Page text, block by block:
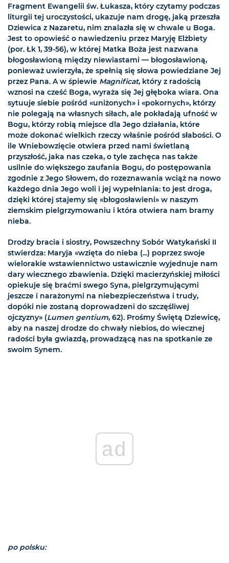
Fragment Ewangelii św. Łukasza, który czytamy podczas
liturgii tej uroczystości, ukazuje nam drogę, jaką przeszła
Dziewica z Nazaretu, nim znalazła się w chwale u Boga.
Jest to opowieść o nawiedzeniu przez Maryję Elżbiety
(por. Łk 1, 39-56), w której Matka Boża jest nazwana
błogosławioną między niewiastami — błogosławioną,
ponieważ uwierzyła, że spełnią się słowa powiedziane Jej
przez Pana. A w śpiewie Magnificat, który z radością
wznosi na cześć Boga, wyraża się Jej głęboka wiara. Ona
sytuuje siebie pośród «uniżonych» i «pokornych», którzy
nie polegają na własnych siłach, ale pokładają ufność w
Bogu, którzy robią miejsce dla Jego działania, które
może dokonać wielkich rzeczy właśnie pośród słabości. O
ile Wniebowzięcie otwiera przed nami świetlaną
przyszłość, jaka nas czeka, o tyle zachęca nas także
usilnie do większego zaufania Bogu, do postępowania
zgodnie z Jego Słowem, do rozeznawania wciąż na nowo
każdego dnia Jego woli i jej wypełniania: to jest droga,
dzięki której stajemy się «błogosławieni» w naszym
ziemskim pielgrzymowaniu i która otwiera nam bramy
nieba.
Drodzy bracia i siostry, Powszechny Sobór Watykański II
stwierdza: Maryja «wzięta do nieba (...) poprzez swoje
wielorakie wstawiennictwo ustawicznie wyjednuje nam
dary wiecznego zbawienia. Dzięki macierzyńskiej miłości
opiekuje się braćmi swego Syna, pielgrzymującymi
jeszcze i narażonymi na niebezpieczeństwa i trudy,
dopóki nie zostaną doprowadzeni do szczęśliwej
ojczyzny» (Lumen gentium, 62). Prośmy Świętą Dziewicę,
aby na naszej drodze do chwały niebios, do wiecznej
radości była gwiazdą, prowadzącą nas na spotkanie ze
swoim Synem.
ad
po polsku: